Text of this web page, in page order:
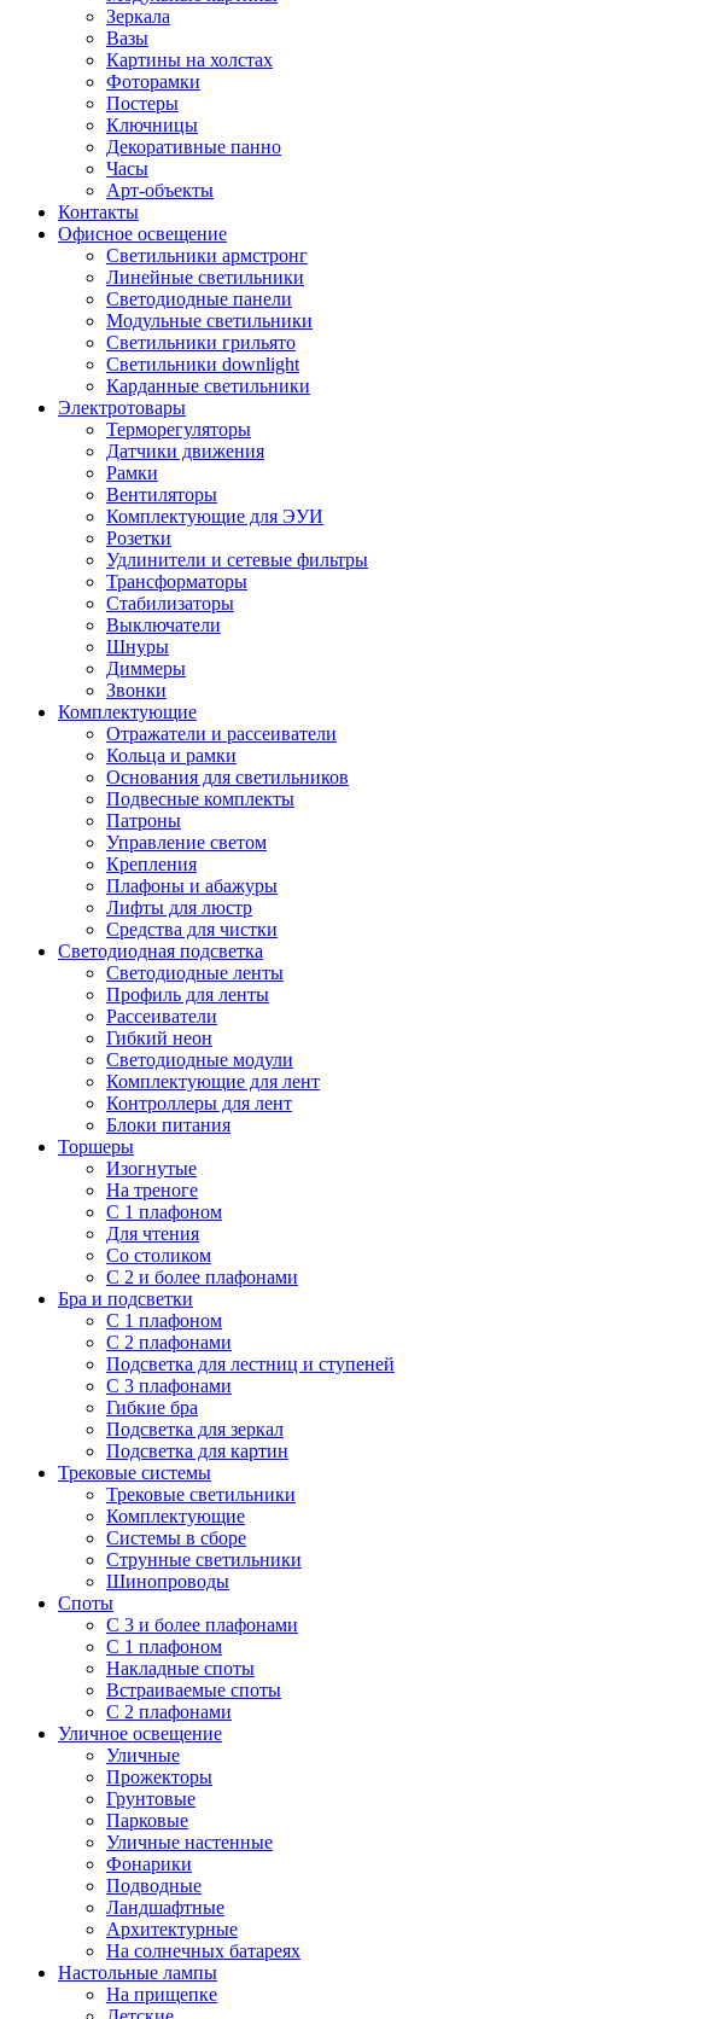
Зеркала
Вазы
Картины на холстах
Фоторамки
Постеры
Ключницы
Декоративные панно
Часы
Арт-объекты
Контакты
Офисное освещение
Светильники армстронг
Линейные светильники
Светодиодные панели
Модульные светильники
Светильники грильято
Светильники downlight
Карданные светильники
Электротовары
Терморегуляторы
Датчики движения
Рамки
Вентиляторы
Комплектующие для ЭУИ
Розетки
Удлинители и сетевые фильтры
Трансформаторы
Стабилизаторы
Выключатели
Шнуры
Диммеры
Звонки
Комплектующие
Отражатели и рассеиватели
Кольца и рамки
Основания для светильников
Подвесные комплекты
Патроны
Управление светом
Крепления
Плафоны и абажуры
Лифты для люстр
Средства для чистки
Светодиодная подсветка
Светодиодные ленты
Профиль для ленты
Рассеиватели
Гибкий неон
Светодиодные модули
Комплектующие для лент
Контроллеры для лент
Блоки питания
Торшеры
Изогнутые
На треноге
С 1 плафоном
Для чтения
Со столиком
С 2 и более плафонами
Бра и подсветки
С 1 плафоном
С 2 плафонами
Подсветка для лестниц и ступеней
С 3 плафонами
Гибкие бра
Подсветка для зеркал
Подсветка для картин
Трековые системы
Трековые светильники
Комплектующие
Системы в сборе
Струнные светильники
Шинопроводы
Споты
С 3 и более плафонами
С 1 плафоном
Накладные споты
Встраиваемые споты
С 2 плафонами
Уличное освещение
Уличные
Прожекторы
Грунтовые
Парковые
Уличные настенные
Фонарики
Подводные
Ландшафтные
Архитектурные
На солнечных батареях
Настольные лампы
На прищепке